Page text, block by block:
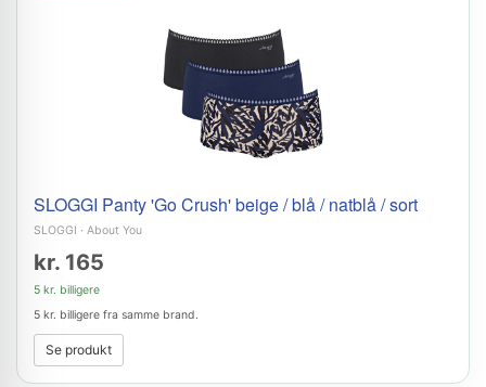
SLOGGI Panty 'Go Crush' beige / blå / natblå / sort
SLOGGI · About You
kr. 165
5 kr. billigere
5 kr. billigere fra samme brand.
Se produkt